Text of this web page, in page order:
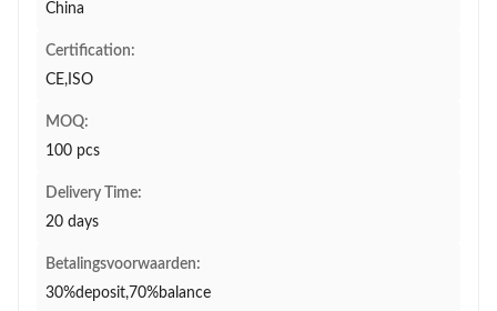
China
Certification:
CE,ISO
MOQ:
100 pcs
Delivery Time:
20 days
Betalingsvoorwaarden:
30%deposit,70%balance